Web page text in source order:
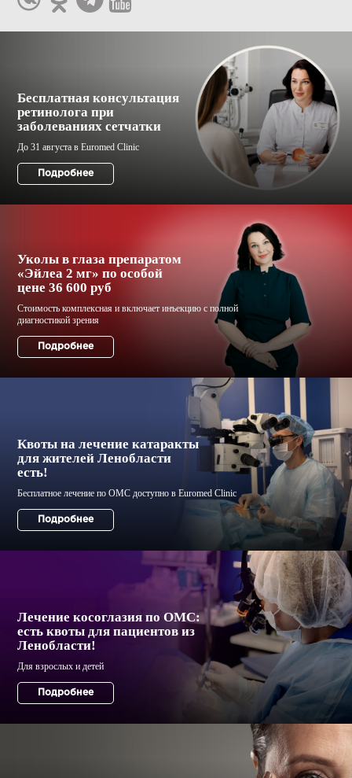
Бесплатная консультация
ретинолога при
заболеваниях сетчатки
Уколы в глаза препаратом
«Эйлеа 2 мг»‎ по особой
цене 36 600 руб
Квоты на лечение катаракты
для жителей Ленобласти
есть!
Лечение косоглазия по ОМС:
есть квоты для пациентов из
Ленобласти!